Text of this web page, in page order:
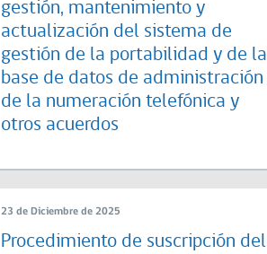
gestión, mantenimiento y
actualización del sistema de
gestión de la portabilidad y de la
base de datos de administración
de la numeración telefónica y
otros acuerdos
23 de Diciembre de 2025
Procedimiento de suscripción del